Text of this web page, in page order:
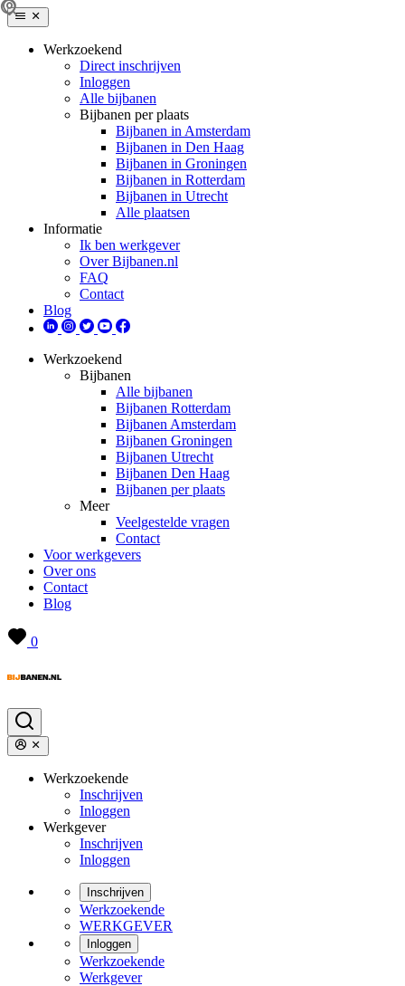
Werkzoekend
Direct inschrijven
Inloggen
Alle bijbanen
Bijbanen per plaats
Bijbanen in Amsterdam
Bijbanen in Den Haag
Bijbanen in Groningen
Bijbanen in Rotterdam
Bijbanen in Utrecht
Alle plaatsen
Informatie
Ik ben werkgever
Over Bijbanen.nl
FAQ
Contact
Blog
Werkzoekend
Bijbanen
Alle bijbanen
Bijbanen Rotterdam
Bijbanen Amsterdam
Bijbanen Groningen
Bijbanen Utrecht
Bijbanen Den Haag
Bijbanen per plaats
Meer
Veelgestelde vragen
Contact
Voor werkgevers
Over ons
Contact
Blog
0
Werkzoekende
Inschrijven
Inloggen
Werkgever
Inschrijven
Inloggen
Inschrijven
Werkzoekende
WERKGEVER
Inloggen
Werkzoekende
Werkgever